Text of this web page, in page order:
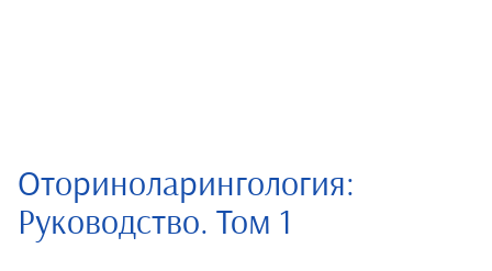
Оториноларингология:
Руководство. Том 1